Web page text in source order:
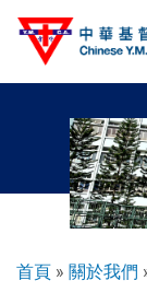
導
首頁 關於我們